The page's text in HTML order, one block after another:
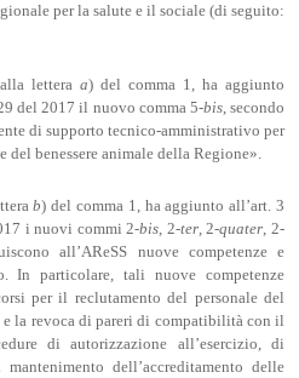
per la salute e il sociale (di seguito:
lettera a) del comma 1, ha aggiunto
del 2017 il nuovo comma 5-bis, secondo
di supporto tecnico-amministrativo per
benessere animale della Regione».
b) del comma 1, ha aggiunto all’art. 3
i nuovi commi 2-bis, 2-ter, 2-quater, 2-
all’AReSS nuove competenze e
In particolare, tali nuove competenze
per il reclutamento del personale del
la revoca di pareri di compatibilità con il
di autorizzazione all’esercizio, di
dell’accreditamento delle